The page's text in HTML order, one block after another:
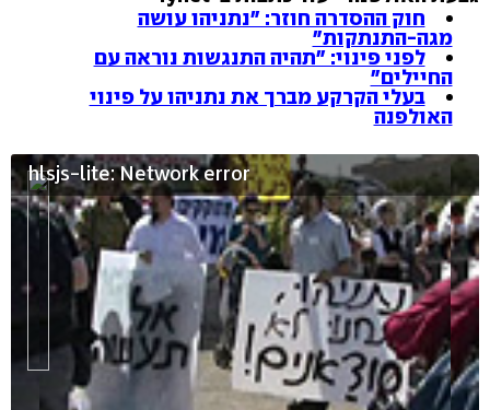
חוק ההסדרה חוזר: "נתניהו עושה
מגה-התנתקות"
לפני פינוי: "תהיה התנגשות נוראה עם
החיילים"
בעלי הקרקע מברך את נתניהו על פינוי
האולפנה
hlsjs-lite: Network error